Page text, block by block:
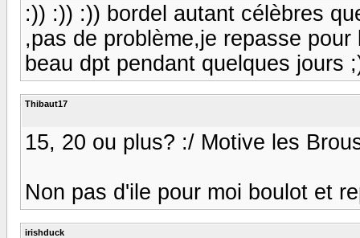
:)) :)) :)) bordel autant célèbres
,pas de problème,je repasse
beau dpt pendant quelques jours
Thibaut17
15, 20 ou plus? :/ Motive les
Non pas d'ile pour moi boulot et
irishduck